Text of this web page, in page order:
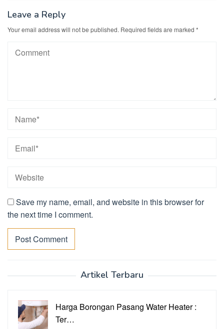
Leave a Reply
Your email address will not be published. Required fields are marked *
Save my name, email, and website in this browser for
the next time I comment.
Artikel Terbaru
Harga Borongan Pasang Water Heater :
Ter…